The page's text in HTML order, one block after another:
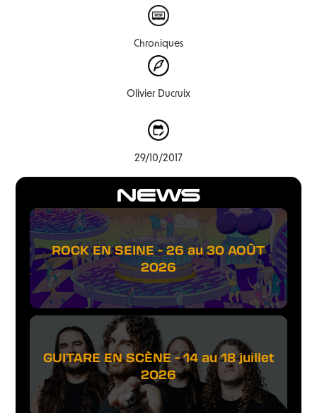
NEWS
ROCK EN SEINE - 26 au 30 AOÛT
2026
GUITARE EN SCÈNE - 14 au 18 juillet
2026
Chroniques
Olivier Ducruix
29/10/2017